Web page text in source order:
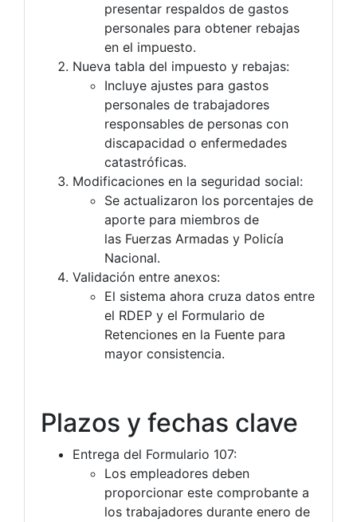
presentar respaldos de gastos
personales para obtener rebajas
en el impuesto.
Nueva tabla del impuesto y rebajas:
Incluye ajustes para gastos
personales de trabajadores
responsables de personas con
discapacidad o enfermedades
catastróficas.
Modificaciones en la seguridad social:
Se actualizaron los porcentajes de
aporte para miembros de
las Fuerzas Armadas y Policía
Nacional.
Validación entre anexos:
El sistema ahora cruza datos entre
el RDEP y el Formulario de
Retenciones en la Fuente para
mayor consistencia.
Plazos y fechas clave
Entrega del Formulario 107:
Los empleadores deben
proporcionar este comprobante a
los trabajadores durante enero de